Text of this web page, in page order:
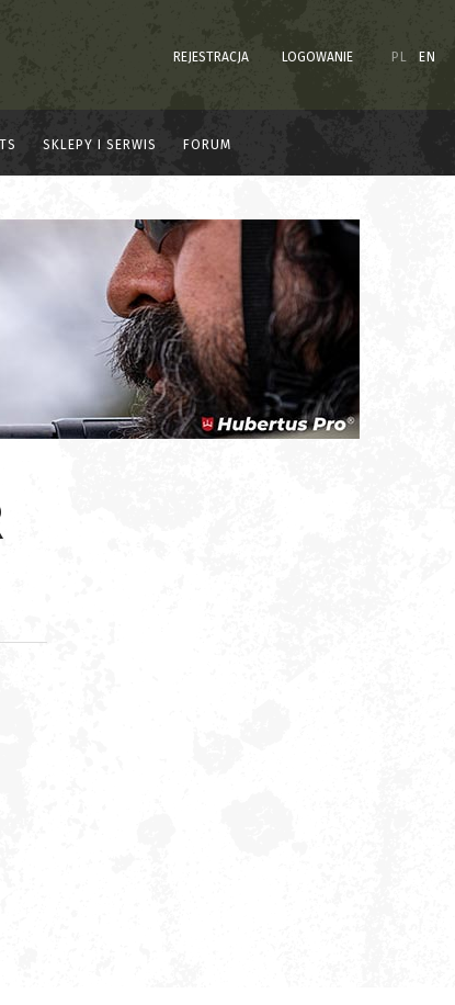
REJESTRACJA LOGOWANIE PL EN
SKLEPY I SERWIS FORUM